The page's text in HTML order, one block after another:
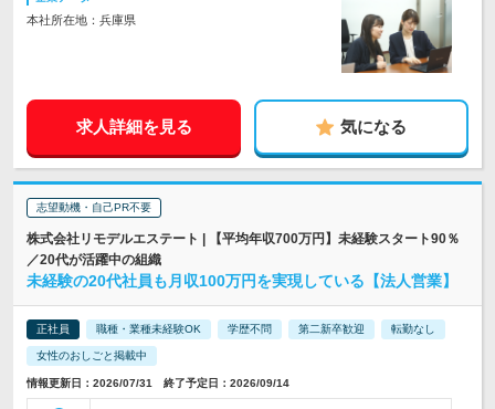
本社所在地：兵庫県
求人詳細を見る 気になる
志望動機・自己PR不要
株式会社リモデルエステート | 【平均年収700万円】未経験スタート90％
／20代が活躍中の組織
未経験の20代社員も月収100万円を実現している【法人営業】
正社員 職種・業種未経験OK 学歴不問 第二新卒歓迎 転勤なし
女性のおしごと掲載中
情報更新日：2026/07/31 終了予定日：2026/09/14